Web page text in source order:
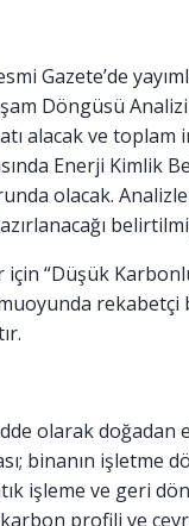
Gazete’de
Döngüsü
alacak ve toplam
Enerji Kimlik
olacak.
“Düşük
olarak doğadan
binanın işletme
işleme ve geri
profili ve